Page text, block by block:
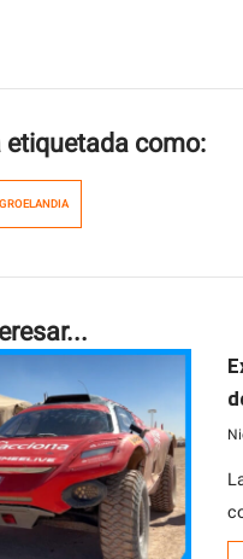
como:
GROELANDIA